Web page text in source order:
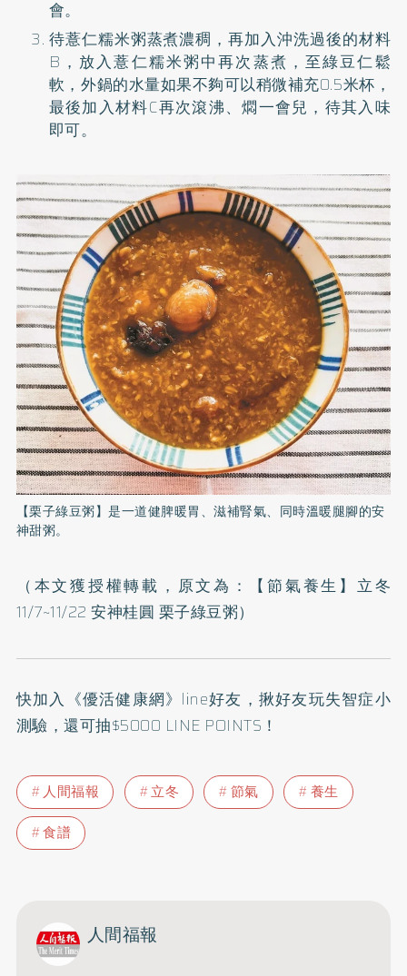
會。
待薏仁糯米粥蒸煮濃稠，再加入沖洗過後的材料
B，放入薏仁糯米粥中再次蒸煮，至綠豆仁鬆
軟，外鍋的水量如果不夠可以稍微補充0.5米杯，
最後加入材料C再次滾沸、燜一會兒，待其入味
即可。
【栗子綠豆粥】是一道健脾暖胃、滋補腎氣、同時溫暖腿腳的安
神甜粥。
（本文獲授權轉載，原文為：
【節氣養生】立冬
11/7~11/22 安神桂圓 栗子綠豆粥）
快加入 《優活健康網》line好友 ，揪好友玩失智症小
測驗，還可抽$5000 LINE POINTS！
人間福報 立冬 節氣
養生
食譜
人間福報